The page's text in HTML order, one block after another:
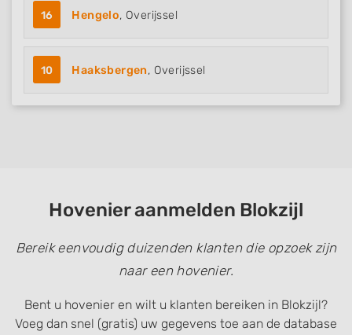
16 Hengelo, Overijssel
10 Haaksbergen, Overijssel
Hovenier aanmelden Blokzijl
Bereik eenvoudig duizenden klanten die opzoek zijn
naar een hovenier.
Bent u hovenier en wilt u klanten bereiken in Blokzijl?
Voeg dan snel (gratis) uw gegevens toe aan de database